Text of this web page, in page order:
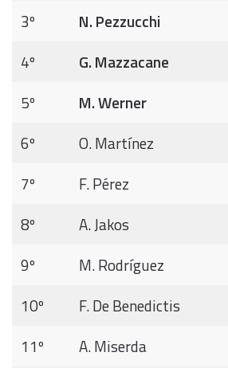
3º
N. Pezzucchi
4º
G. Mazzacane
5º
M. Werner
6º
O. Martínez
7º
F. Pérez
8º
A. Jakos
9º
M. Rodríguez
10º
F. De Benedictis
11º
A. Miserda